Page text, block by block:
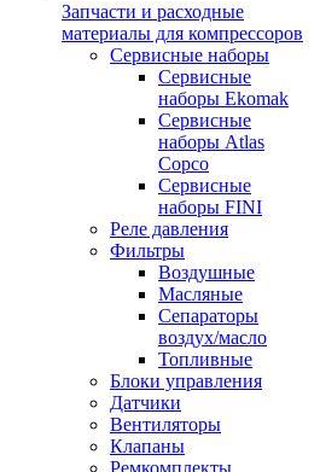
Запчасти и расходные
материалы для компрессоров
Cервисные наборы
Сервисные
наборы Ekomak
Cервисные
наборы Atlas
Copco
Сервисные
наборы FINI
Реле давления
Фильтры
Воздушные
Масляные
Сепараторы
воздух/масло
Топливные
Блоки управления
Датчики
Вентиляторы
Клапаны
Ремкомплекты